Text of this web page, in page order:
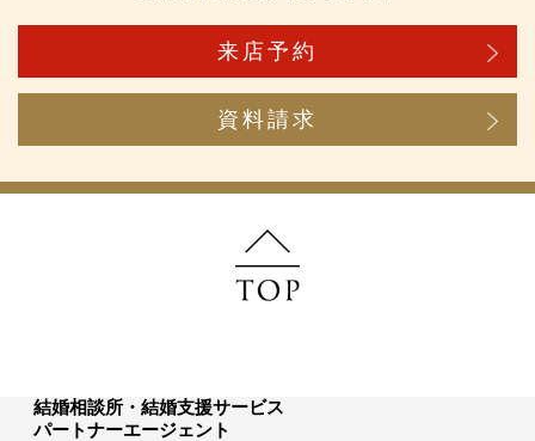
来店予約
資料請求
結婚相談所・結婚支援サービス
パートナーエージェント